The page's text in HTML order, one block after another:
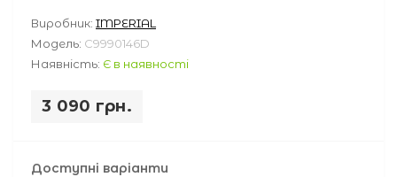
Виробник: IMPERIAL
Модель: C9990146D
Наявність: Є в наявності
3 090 грн.
Доступні варіанти